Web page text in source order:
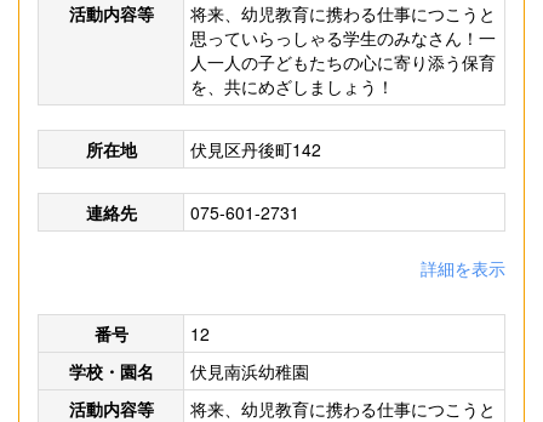
活動内容等
将来、幼児教育に携わる仕事につこうと
思っていらっしゃる学生のみなさん！一
人一人の子どもたちの心に寄り添う保育
を、共にめざしましょう！
所在地 伏見区丹後町142
連絡先 075-601-2731
詳細を表示
番号
12
学校・園名
伏見南浜幼稚園
活動内容等
将来、幼児教育に携わる仕事につこうと